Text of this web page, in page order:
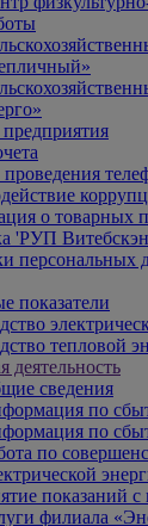
о товарных
'РУП
персональных
показатели
тепловой
деятельность
сведения
по
по
по
показаний с
филиала